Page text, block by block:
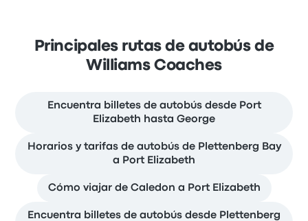
Principales rutas de autobús de
Williams Coaches
Encuentra billetes de autobús desde Port
Elizabeth hasta George
Horarios y tarifas de autobús de Plettenberg Bay
a Port Elizabeth
Cómo viajar de Caledon a Port Elizabeth
Encuentra billetes de autobús desde Plettenberg